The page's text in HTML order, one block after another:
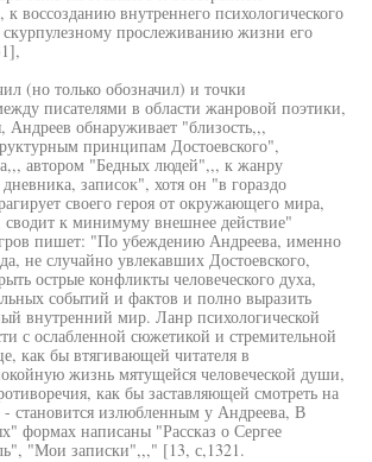
к воссозданию внутреннего психологического
скурпулезному прослеживанию жизни его
(но только обозначил) и точки
писателями в области жанровой поэтики,
Андреев обнаруживает "близость,,,
принципам Достоевского",
автором "Бедных людей",,, к жанру
записок", хотя он "в гораздо
своего героя от окружающего мира,
сводит к минимуму внешнее действие"
пишет: "По убеждению Андреева, именно
не случайно увлекавших Достоевского,
острые конфликты человеческого духа,
событий и фактов и полно выразить
внутренний мир. Ланр психологической
с ослабленной сюжетикой и стремительной
как бы втягивающей читателя в
жизнь мятущейся человеческой души,
как бы заставляющей смотреть на
- становится излюбленным у Андреева, В
формах написаны "Рассказ о Сергее
"Мои записки",,," [13, с,1321.